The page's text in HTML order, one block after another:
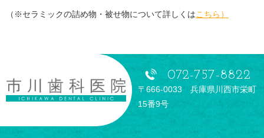
（※セラミックの詰め物・被せ物について詳しくはこちら）
072-757-8822
〒666-0033 兵庫県川西市栄町
15番9号